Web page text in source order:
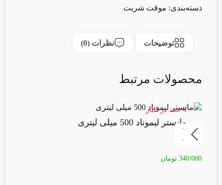
دسته‌بندی: موقت شربت
توضیحات نظرات (0)
محصولات مرتبط
4 عدد در انبار
مانستر لیموناد 500 میلی لیتری
340/000 تومان